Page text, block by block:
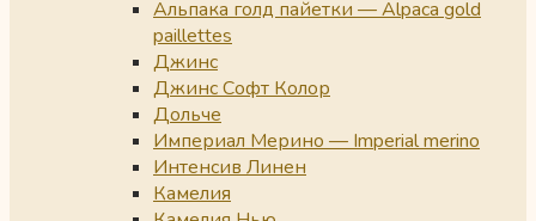
Альпака голд пайетки — Alpaca gold
paillettes
Джинс
Джинс Софт Колор
Дольче
Империал Мерино — Imperial merino
Интенсив Линен
Камелия